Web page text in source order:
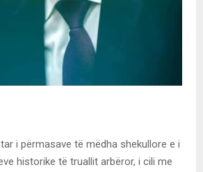
i përmasave të mëdha shekullore e i
historike të truallit arbëror, i cili me